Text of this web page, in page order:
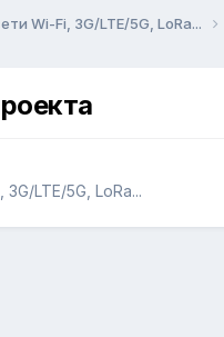
Wi-Fi, 3G/LTE/5G, LoRa...
LTE/5G, LoRa...